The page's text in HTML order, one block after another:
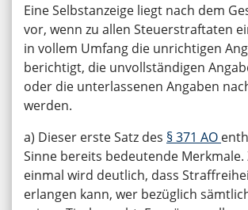
Eine Selbstanzeige liegt nach dem
vor, wenn zu allen Steuerstraftaten
in vollem Umfang die unrichtigen
berichtigt, die unvollständigen
oder die unterlassenen Angaben
werden.
a) Dieser erste Satz des § 371 AO
Sinne bereits bedeutende Merkmale.
einmal wird deutlich, dass
erlangen kann, wer bezüglich